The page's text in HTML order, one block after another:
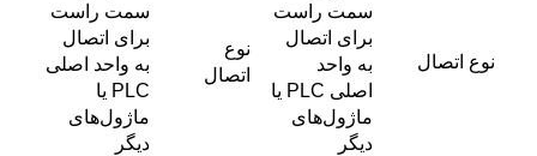
نوع اتصال
سمت راست
برای اتصال
به واحد
اصلی PLC یا
ماژول‌های
دیگر
نوع
اتصال
سمت راست
برای اتصال
به واحد اصلی
PLC یا
ماژول‌های
دیگر